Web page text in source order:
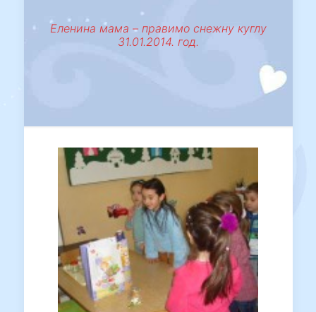
Еленина мама – правимо снежну куглу
31.01.2014. год.